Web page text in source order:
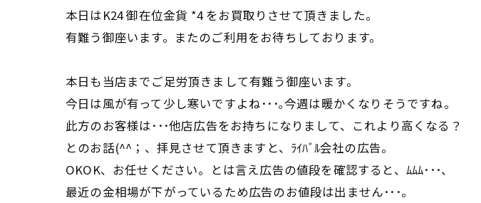
本日はK24 御在位金貨 *4 をお買取りさせて頂きました。
有難う御座います。またのご利用をお待ちしております。
本日も当店までご足労頂きまして有難う御座います。
今日は風が有って少し寒いですよね･･･｡今週は暖かくなりそうですね。
此方のお客様は･･･他店広告をお持ちになりまして、これより高くなる？
とのお話(^^；、拝見させて頂きますと、ﾗｲﾊﾞﾙ会社の広告。
OKOK、お任せください。とは言え広告の値段を確認すると、ﾑﾑﾑ･･･、
最近の金相場が下がっているため広告のお値段は出ません･･･。